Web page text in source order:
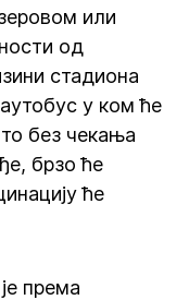
или
од
стадиона
у ком ће
без чекања
брзо ће
ће
према